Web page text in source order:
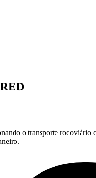
o transporte rodoviário